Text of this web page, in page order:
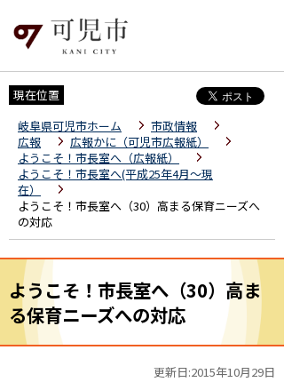
現在位置
岐阜県可児市ホーム
市政情報
広報
広報かに（可児市広報紙）
ようこそ！市長室へ（広報紙）
ようこそ！市長室へ(平成25年4月～現
在）
ようこそ！市長室へ（30）高まる保育ニーズへ
の対応
ようこそ！市長室へ（30）高ま
る保育ニーズへの対応
更新日:2015年10月29日